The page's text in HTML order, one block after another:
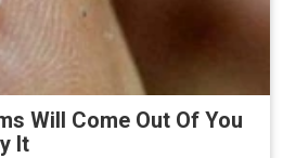
Will Come Out Of You
It